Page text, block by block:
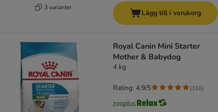
3 varianter
Lägg till i varukorg
Royal Canin Mini Starter
Mother & Babydog
4 kg
Rating: 4.9/5 (316)